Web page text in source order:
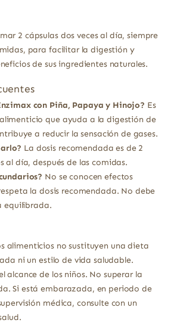
2 cápsulas dos veces al día, siempre
para facilitar la digestión y
de sus ingredientes naturales.
con Piña, Papaya y Hinojo? Es
que ayuda a la digestión de
a reducir la sensación de gases.
La dosis recomendada es de 2
al día, después de las comidas.
No se conocen efectos
la dosis recomendada. No debe
equilibrada.
alimenticios no sustituyen una dieta
ni un estilo de vida saludable.
alcance de los niños. No superar la
Si está embarazada, en periodo de
médica, consulte con un